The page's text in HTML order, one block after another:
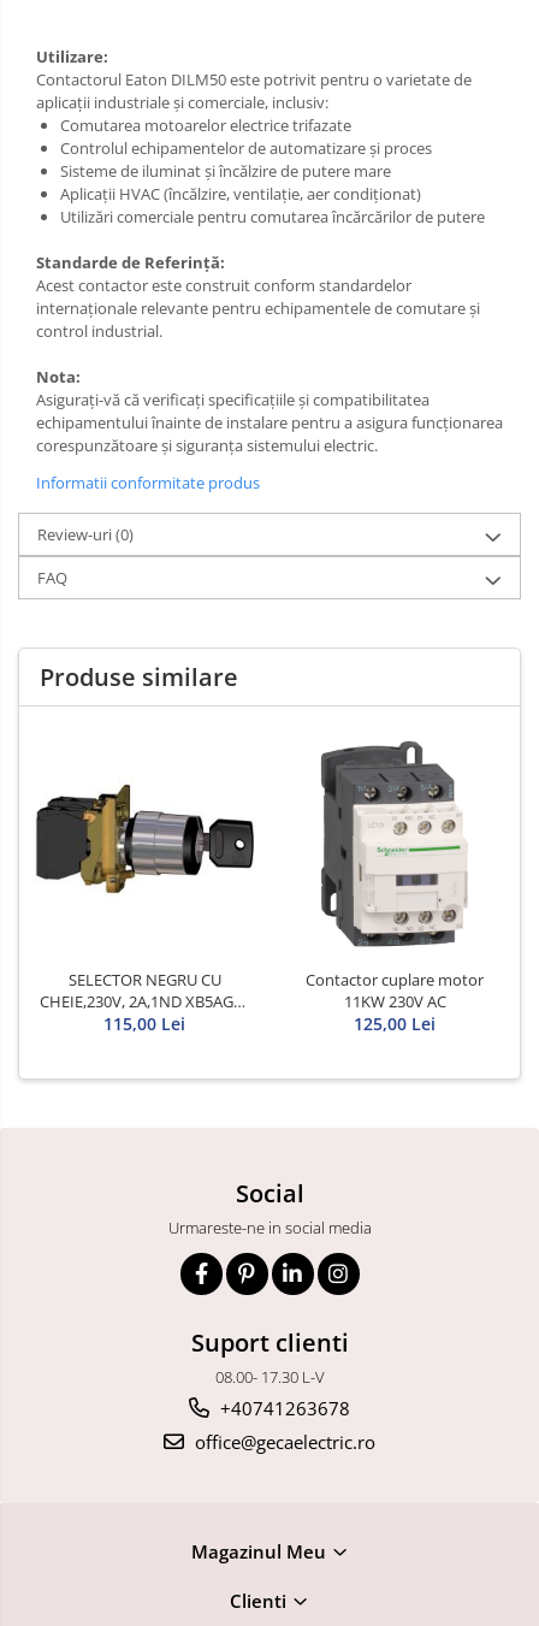
Utilizare:
Contactorul Eaton DILM50 este potrivit pentru o varietate de
aplicații industriale și comerciale, inclusiv:
Comutarea motoarelor electrice trifazate
Controlul echipamentelor de automatizare și proces
Sisteme de iluminat și încălzire de putere mare
Aplicații HVAC (încălzire, ventilație, aer condiționat)
Utilizări comerciale pentru comutarea încărcărilor de putere
Standarde de Referință:
Acest contactor este construit conform standardelor
internaționale relevante pentru echipamentele de comutare și
control industrial.
Nota:
Asigurați-vă că verificați specificațiile și compatibilitatea
echipamentului înainte de instalare pentru a asigura funcționarea
corespunzătoare și siguranța sistemului electric.
Informatii conformitate produs
Review-uri(0)
FAQ
Produse similare
SELECTOR NEGRU CU
CHEIE,230V, 2A,1ND XB5AG21
SCHNEIDER
115,00 Lei
Contactor cuplare motor
11KW 230V AC
125,00 Lei
Social
Urmareste-ne in social media
Suport clienti
08.00- 17.30 L-V
+40741263678
office@gecaelectric.ro
Magazinul Meu
Clienti